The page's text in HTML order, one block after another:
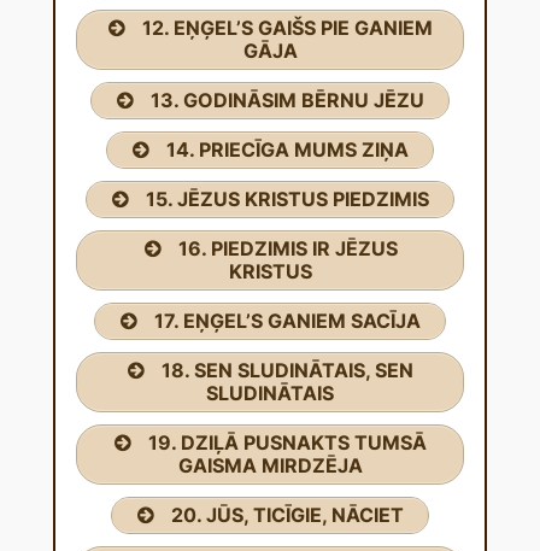
12. EŅĢEL’S GAIŠS PIE GANIEM
GĀJA
13. GODINĀSIM BĒRNU JĒZU
14. PRIECĪGA MUMS ZIŅA
15. JĒZUS KRISTUS PIEDZIMIS
16. PIEDZIMIS IR JĒZUS
KRISTUS
17. EŅĢEL’S GANIEM SACĪJA
18. SEN SLUDINĀTAIS, SEN
SLUDINĀTAIS
19. DZIĻĀ PUSNAKTS TUMSĀ
GAISMA MIRDZĒJA
20. JŪS, TICĪGIE, NĀCIET